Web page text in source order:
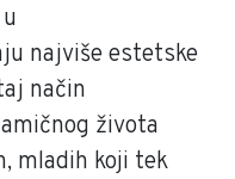
najviše estetske
način
života
mladih koji tek